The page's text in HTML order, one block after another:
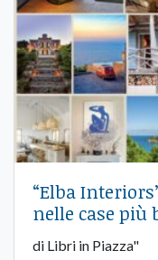
“Elba
nelle case più
di Libri in Piazza"